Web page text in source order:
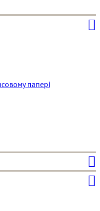
папері